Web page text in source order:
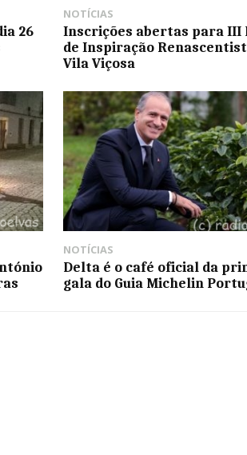
26
NOTÍCIAS
Inscrições abertas para III
de Inspiração
Vila Viçosa
NOTÍCIAS
Delta é o café oficial da
gala do Guia Michelin